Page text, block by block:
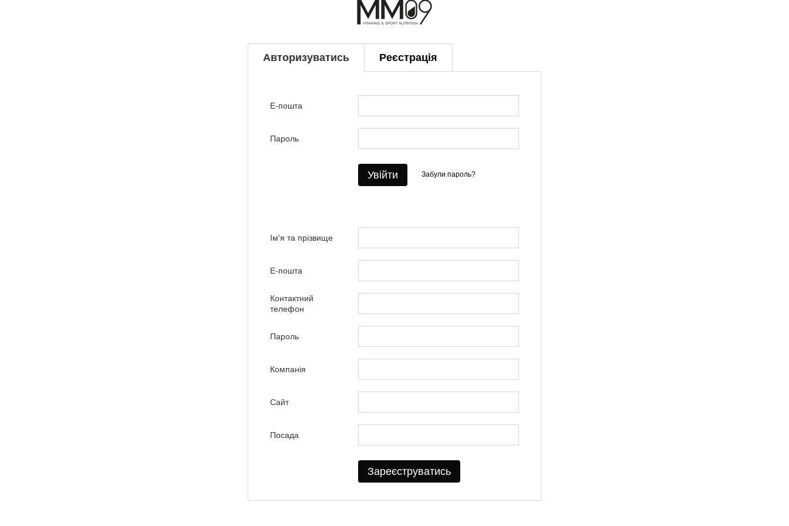
Авторизуватись Реєстрація
Е-пошта
Пароль
Увійти Забули пароль?
Ім'я та прізвище
Е-пошта
Контактний
телефон
Пароль
Компанія
Сайт
Посада
Зареєструватись